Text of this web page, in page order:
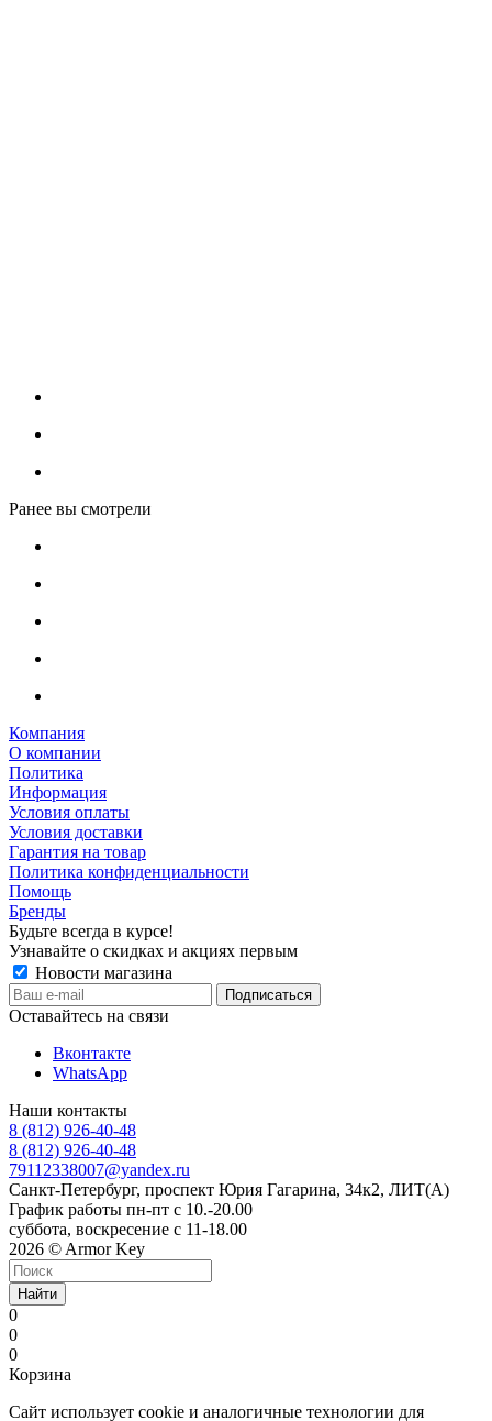
Ранее вы смотрели
Компания
О компании
Политика
Информация
Условия оплаты
Условия доставки
Гарантия на товар
Политика конфиденциальности
Помощь
Бренды
Будьте всегда в курсе!
Узнавайте о скидках и акциях первым
Новости магазина
Оставайтесь на связи
Вконтакте
WhatsApp
Наши контакты
8 (812) 926-40-48
8 (812) 926-40-48
79112338007@yandex.ru
Санкт-Петербург, проспект Юрия Гагарина, 34к2, ЛИТ(А)
График работы пн-пт с 10.-20.00
суббота, воскресение с 11-18.00
2026 © Armor Key
Найти
0
0
0
Корзина
Сайт использует cookie и аналогичные технологии для